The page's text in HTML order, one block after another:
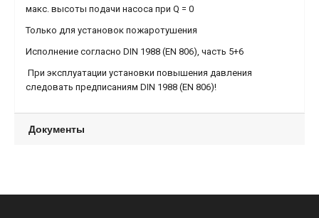
макс. высоты подачи насоса при Q = 0
Только для установок пожаротушения
Исполнение согласно DIN 1988 (EN 806), часть 5+6
При эксплуатации установки повышения давления
следовать предписаниям DIN 1988 (EN 806)!
Документы